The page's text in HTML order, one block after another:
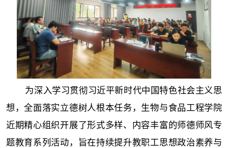
为深入学习贯彻习近平新时代中国特色社会主义思
想，全面落实立德树人根本任务，生物与食品工程学院
近期精心组织开展了形式多样、内容丰富的师德师风专
题教育系列活动，旨在持续提升教职工思想政治素养与